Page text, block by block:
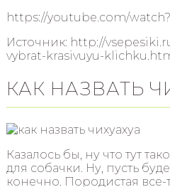
https://youtube.com/
Источник: http://
vybrat-krasivuyu-
КАК НАЗВАТЬ
Казалось бы, ну что тут
для собачки. Ну, пусть
конечно. Породистая